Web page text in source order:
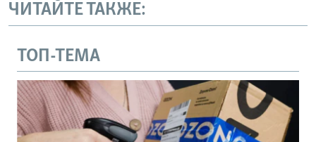
ЧИТАЙТЕ ТАКЖЕ:
ТОП-ТЕМА